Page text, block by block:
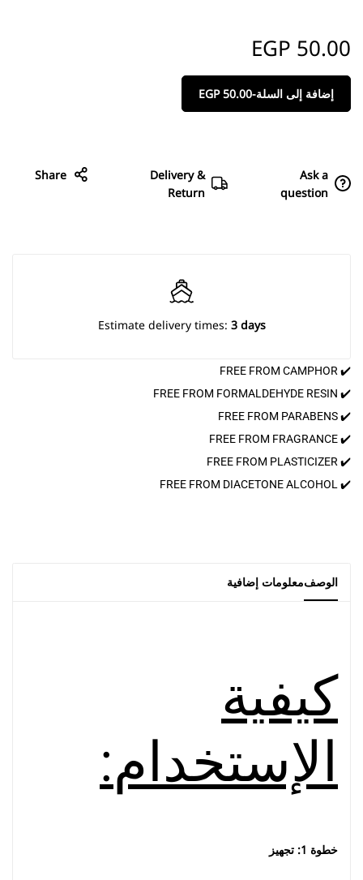
EGP 50.00
إضافة إلى السلة-
EGP50.00
Ask a
question
Delivery &
Return
Share
Estimate delivery times: 3 days
✔️ FREE FROM CAMPHOR
✔️ FREE FROM FORMALDEHYDE RESIN
✔️ FREE FROM PARABENS
✔️ FREE FROM FRAGRANCE
✔️ FREE FROM PLASTICIZER
✔️ FREE FROM DIACETONE ALCOHOL
الوصفمعلومات إضافية
كيفية
الإستخدام:
خطوة 1: تجهيز